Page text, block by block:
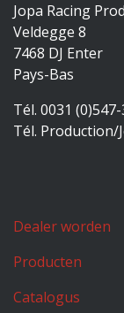
Jopa Racing
Veldegge 8
7468 DJ Enter
Pays-Bas
Tél. 0031
Tél. Production/
Dealer worden
Producten
Catalogus